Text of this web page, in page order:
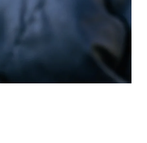
Contact
Home
samen1nergie@1stroom.nl